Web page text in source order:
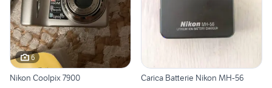
6
Nikon Coolpix 7900 Carica Batterie Nikon MH-56